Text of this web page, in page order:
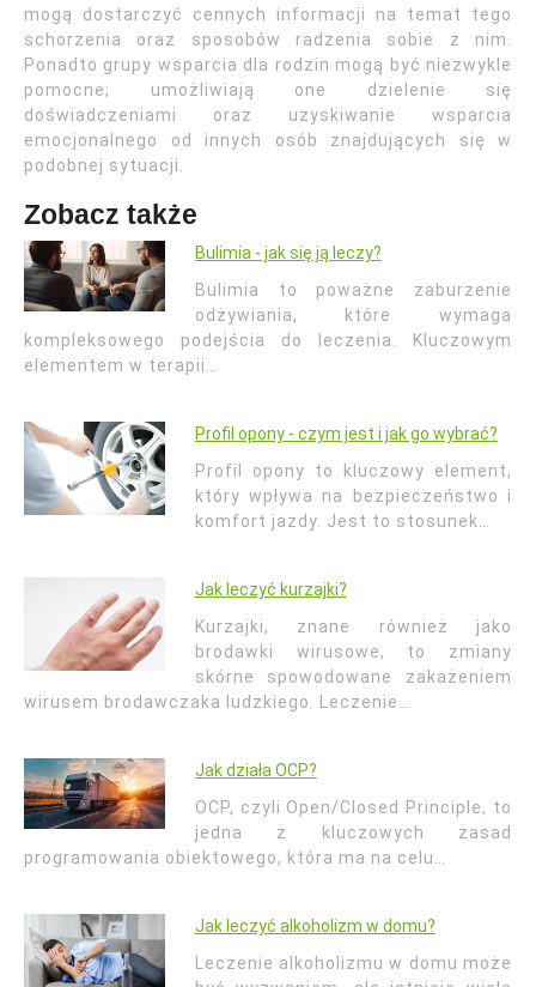
mogą dostarczyć cennych informacji na temat tego
schorzenia oraz sposobów radzenia sobie z nim.
Ponadto grupy wsparcia dla rodzin mogą być niezwykle
pomocne; umożliwiają one dzielenie się
doświadczeniami oraz uzyskiwanie wsparcia
emocjonalnego od innych osób znajdujących się w
podobnej sytuacji.
Zobacz także
Bulimia - jak się ją leczy?
Bulimia to poważne zaburzenie
odżywiania, które wymaga
kompleksowego podejścia do leczenia. Kluczowym
elementem w terapii…
Profil opony - czym jest i jak go wybrać?
Profil opony to kluczowy element,
który wpływa na bezpieczeństwo i
komfort jazdy. Jest to stosunek…
Jak leczyć kurzajki?
Kurzajki, znane również jako
brodawki wirusowe, to zmiany
skórne spowodowane zakażeniem
wirusem brodawczaka ludzkiego. Leczenie…
Jak działa OCP?
OCP, czyli Open/Closed Principle, to
jedna z kluczowych zasad
programowania obiektowego, która ma na celu…
Jak leczyć alkoholizm w domu?
Leczenie alkoholizmu w domu może